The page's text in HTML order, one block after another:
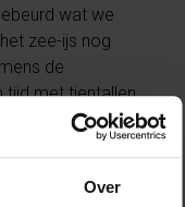
Over
wat we
zee-ijs nog
de
tijd met tientallen
fase naar
(+).